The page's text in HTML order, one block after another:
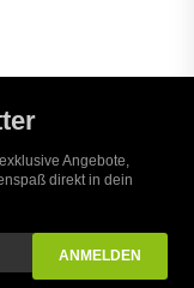
Angebote,
direkt in dein